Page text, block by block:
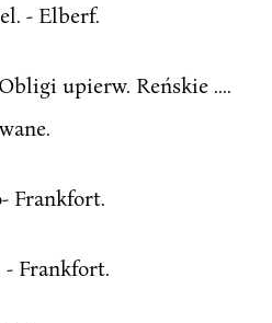
- Elberf.
upierw. Reńskie ....
Frankfort.
Frankfort.